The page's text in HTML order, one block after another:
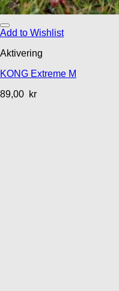
Add to Wishlist
Aktivering
KONG Extreme M
89,00 kr